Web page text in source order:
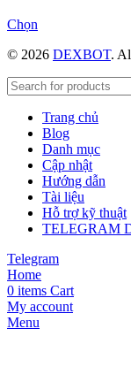
Chọn
này
nhiều
thể.
Các
tùy
chọn
có
thể
được
chọn
trang
sản
phẩm
© 2026 DEXBOT.
Trang chủ
Blog
Danh mục
Cập nhật
Hướng dẫn
Tài liệu
Hỗ trợ kỹ thuật
TELEGRAM
Telegram
Home
0 items Cart
My account
Menu